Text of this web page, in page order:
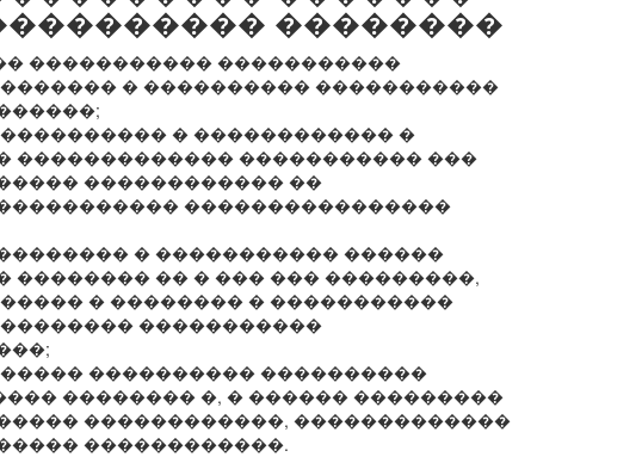
��������
����������� �����������
� ���������� �����������
� ������������ �
������������� ����������� ���
������������ ��
����������������
� ����������� ������
�������� �� � ��� ��� ���������,
� �������� � �����������
�����������
���������� ����������
�������� �, � ������ ���������
������������, �������������
������������.